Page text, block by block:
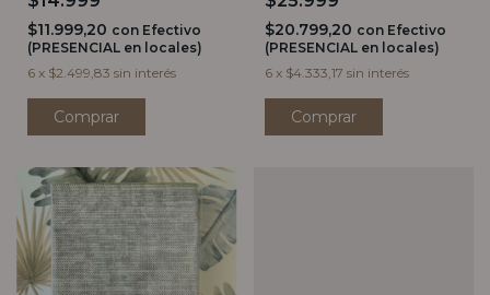
$11.999,20 con Efectivo
(PRESENCIAL en locales)
6 x $2.499,83 sin interés
$20.799,20 con Efectivo
(PRESENCIAL en locales)
6 x $4.333,17 sin interés